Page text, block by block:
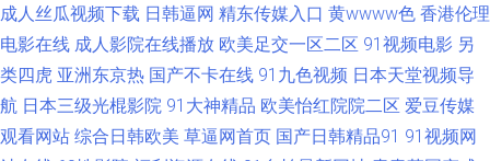
性爱VA欧美 91色情视频在线观看入口 国产ts在线观看 午夜天堂精品久 91男
男 成全影院热门电视剧 欧美韩国国产日本 91国产情侣在线视频 福利资源站
日本阿v网站 影音先锋干屁 国产精海角 人妖伪娘视频 在线观看黑丝AV 91制
成人丝瓜视频下载 日韩逼网 精东传媒入口 黄wwww色 香港伦理
电影在线 成人影院在线播放 欧美足交一区二区 91视频电影 另
类四虎 亚洲东京热 国产不卡在线 91九色视频 日本天堂视频导
航 日本三级光棍影院 91大神精品 欧美怡红院院二区 爱豆传媒
观看网站 综合日韩欧美 草逼网首页 国产日韩精品91 91视频网